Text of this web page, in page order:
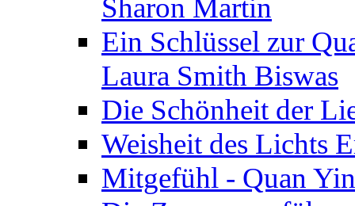
Sharon Martin
Ein Schlüssel zur
Laura Smith Biswas
Die Schönheit der
Weisheit des Lichts
Mitgefühl - Quan